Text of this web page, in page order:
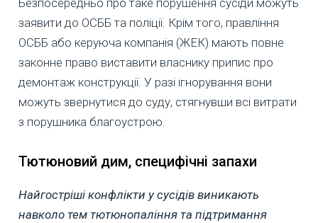
заявити до ОСББ та поліції. Крім того, правління
ОСББ або керуюча компанія (ЖЕК) мають повне
законне право виставити власнику припис про
демонтаж конструкції. У разі ігнорування вони
можуть звернутися до суду, стягнувши всі витрати
з порушника благоустрою.
Тютюновий дим, специфічні запахи
Найгостріші конфлікти у сусідів виникають
навколо тем тютюнопаління та підтримання